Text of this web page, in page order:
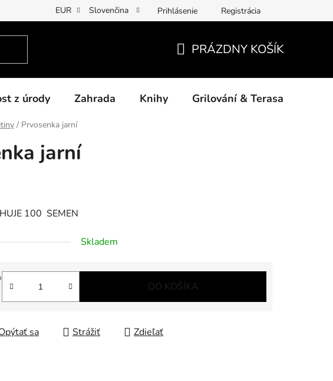
Podmínky ochrany osobních údajů Povinné informace a odkazy ÚKZÚZ
EUR Slovenčina Prihlásenie Registrácia
KOŠÍK
PRÁZDNY KOŠÍK
z úrody Zahrada Knihy Grilování & Terasa
/ Prvosenka jarní
jarní
100 SEMEN
Skladem
DO KOŠÍKA
sa Strážiť Zdieľať